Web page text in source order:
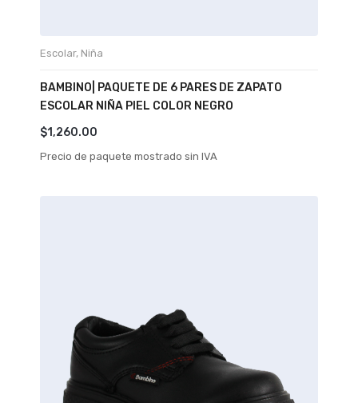
Escolar, Niña
BAMBINO| PAQUETE DE 6 PARES DE ZAPATO
ESCOLAR NIÑA PIEL COLOR NEGRO
$1,260.00
Precio de paquete mostrado sin IVA